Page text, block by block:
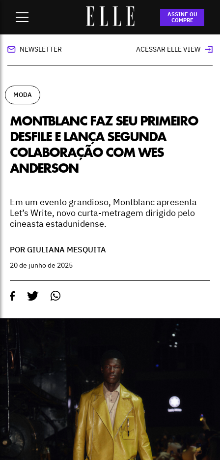
ASSINE OU
COMPRE
Montblanc faz seu primeiro desfile e lança
segunda colaboração com Wes Anderson
NEWSLETTER ACESSAR ELLE VIEW
MODA
MONTBLANC FAZ SEU PRIMEIRO
DESFILE E LANÇA SEGUNDA
COLABORAÇÃO COM WES
ANDERSON
Em um evento grandioso, Montblanc apresenta
Let’s Write, novo curta-metragem dirigido pelo
cineasta estadunidense.
POR GIULIANA MESQUITA
20 de junho de 2025